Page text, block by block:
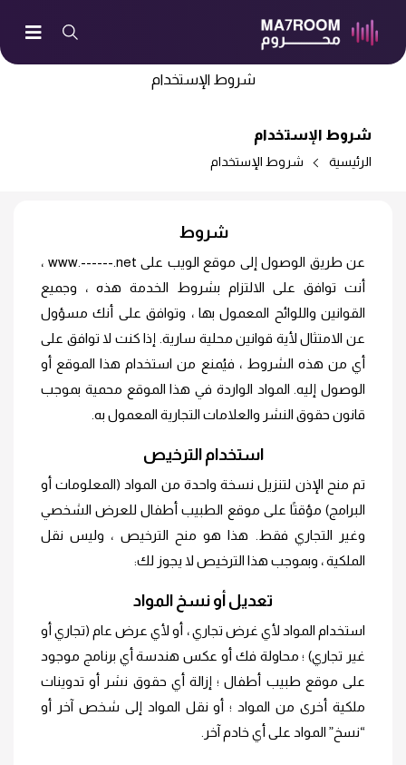
شروط الإستخدام
شروط الإستخدام
الرئيسية شروط الإستخدام
شروط
عن طريق الوصول إلى موقع الويب على www.------.net ،
أنت توافق على الالتزام بشروط الخدمة هذه ، وجميع
القوانين واللوائح المعمول بها ، وتوافق على أنك مسؤول
عن الامتثال لأية قوانين محلية سارية. إذا كنت لا توافق على
أي من هذه الشروط ، فيُمنع من استخدام هذا الموقع أو
الوصول إليه. المواد الواردة في هذا الموقع محمية بموجب
قانون حقوق النشر والعلامات التجارية المعمول به.
استخدام الترخيص
تم منح الإذن لتنزيل نسخة واحدة من المواد (المعلومات أو
البرامج) مؤقتًا على موقع الطبيب أطفال للعرض الشخصي
وغير التجاري فقط. هذا هو منح الترخيص ، وليس نقل
الملكية ، وبموجب هذا الترخيص لا يجوز لك:
تعديل أو نسخ المواد
استخدام المواد لأي غرض تجاري ، أو لأي عرض عام (تجاري أو
غير تجاري) ؛ محاولة فك أو عكس هندسة أي برنامج موجود
على موقع طبيب أطفال ؛ إزالة أي حقوق نشر أو تدوينات
ملكية أخرى من المواد ؛ أو نقل المواد إلى شخص آخر أو
“نسخ” المواد على أي خادم آخر.